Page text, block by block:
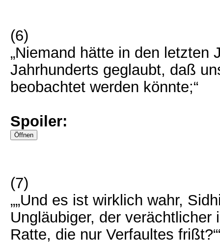
(6)
„Niemand hätte in den letzten
Jahrhunderts geglaubt, daß
beobachtet werden könnte;“
Spoiler:
(7)
„„Und es ist wirklich wahr,
Ungläubiger, der
Ratte, die nur Verfaultes